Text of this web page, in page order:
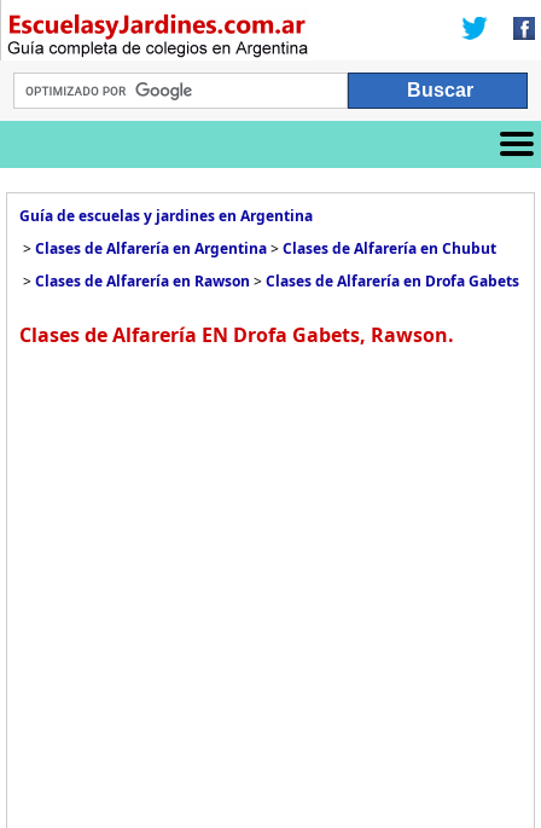
Guía de escuelas y jardines en Argentina
>Clases de Alfarería en Argentina>Clases de Alfarería en Chubut
>Clases de Alfarería en Rawson >Clases de Alfarería en Drofa Gabets
Clases de Alfarería EN Drofa Gabets, Rawson.